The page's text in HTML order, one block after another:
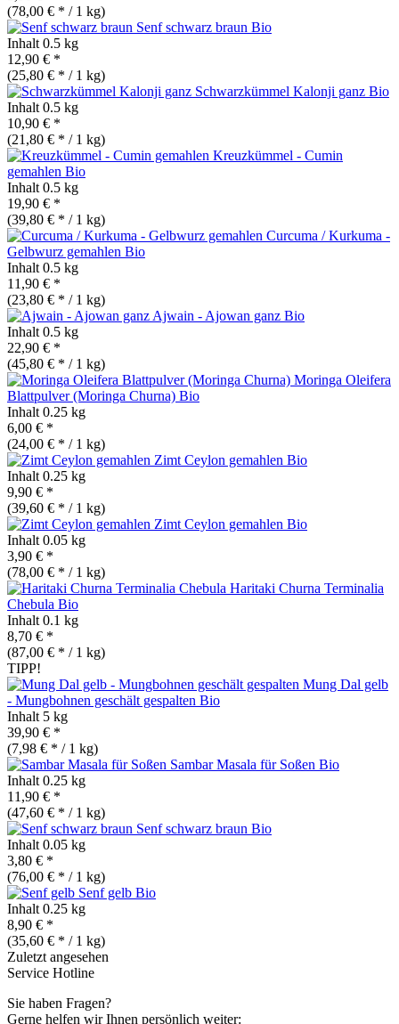
(78,00 € * / 1 kg)
Senf schwarz braun Bio
Inhalt 0.5 kg
12,90 € *
(25,80 € * / 1 kg)
Schwarzkümmel Kalonji ganz Bio
Inhalt 0.5 kg
10,90 € *
(21,80 € * / 1 kg)
Kreuzkümmel - Cumin
gemahlen Bio
Inhalt 0.5 kg
19,90 € *
(39,80 € * / 1 kg)
Curcuma / Kurkuma -
Gelbwurz gemahlen Bio
Inhalt 0.5 kg
11,90 € *
(23,80 € * / 1 kg)
Ajwain - Ajowan ganz Bio
Inhalt 0.5 kg
22,90 € *
(45,80 € * / 1 kg)
Moringa Oleifera
Blattpulver (Moringa Churna) Bio
Inhalt 0.25 kg
6,00 € *
(24,00 € * / 1 kg)
Zimt Ceylon gemahlen Bio
Inhalt 0.25 kg
9,90 € *
(39,60 € * / 1 kg)
Zimt Ceylon gemahlen Bio
Inhalt 0.05 kg
3,90 € *
(78,00 € * / 1 kg)
Haritaki Churna Terminalia
Chebula Bio
Inhalt 0.1 kg
8,70 € *
(87,00 € * / 1 kg)
TIPP!
Mung Dal gelb
- Mungbohnen geschält gespalten Bio
Inhalt 5 kg
39,90 € *
(7,98 € * / 1 kg)
Sambar Masala für Soßen Bio
Inhalt 0.25 kg
11,90 € *
(47,60 € * / 1 kg)
Senf schwarz braun Bio
Inhalt 0.05 kg
3,80 € *
(76,00 € * / 1 kg)
Senf gelb Bio
Inhalt 0.25 kg
8,90 € *
(35,60 € * / 1 kg)
Zuletzt angesehen
Service Hotline
Sie haben Fragen?
Gerne helfen wir Ihnen persönlich weiter: